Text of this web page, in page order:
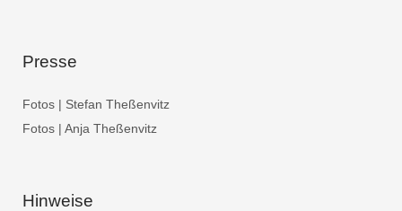
Presse
Fotos | Stefan Theßenvitz
Fotos | Anja Theßenvitz
Hinweise